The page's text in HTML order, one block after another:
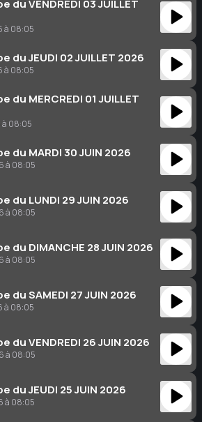
du VENDREDI 03 JUILLET
à 08:05
du JEUDI 02 JUILLET 2026
à 08:05
du MERCREDI 01 JUILLET
à 08:05
du MARDI 30 JUIN 2026
à 08:05
du LUNDI 29 JUIN 2026
à 08:05
du DIMANCHE 28 JUIN 2026
à 08:05
du SAMEDI 27 JUIN 2026
à 08:05
du VENDREDI 26 JUIN 2026
à 08:05
du JEUDI 25 JUIN 2026
à 08:05